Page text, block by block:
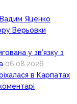
Вадим Яценко
Верьовки
у зв’язку з
06.08.2026
в Карпатах